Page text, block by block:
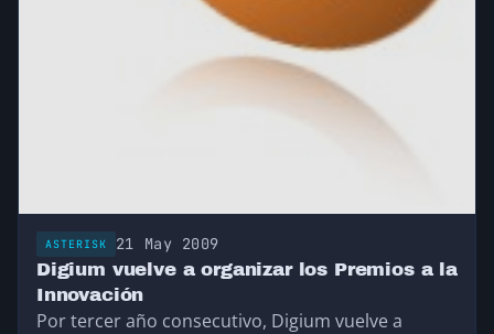
ASTERISK 21 May 2009
Digium vuelve a organizar los Premios a la
Innovación
Por tercer año consecutivo, Digium vuelve a